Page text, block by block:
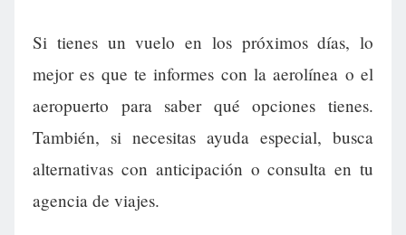
Si tienes un vuelo en los próximos días, lo
mejor es que te informes con la aerolínea o el
aeropuerto para saber qué opciones tienes.
También, si necesitas ayuda especial, busca
alternativas con anticipación o consulta en tu
agencia de viajes.